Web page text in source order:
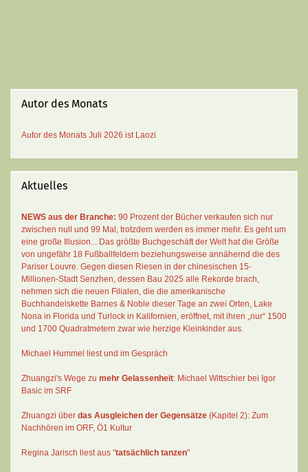
Autor des Monats
Autor des Monats Juli 2026 ist Laozi
Aktuelles
NEWS aus der Branche: 90 Prozent der Bücher verkaufen sich nur
zwischen null und 99 Mal , trotzdem werden es immer mehr. Es geht um
eine große Illusion... Das größte Buchgeschäft der Welt hat die Größe
von ungefähr 18 Fußballfeldern beziehungsweise annähernd die des
Pariser Louvre. Gegen diesen Riesen in der chinesischen 15-
Millionen-Stadt Senzhen, dessen Bau 2025 alle Rekorde brach,
nehmen sich die neuen Filialen, die die amerikanische
Buchhandelskette Barnes & Noble dieser Tage an zwei Orten, Lake
Nona in Florida und Turlock in Kalifornien, eröffnet, mit ihren „nur“ 1500
und 1700 Quadratmetern zwar wie herzige Kleinkinder aus.
Michael Hummel liest und im Gespräch
Zhuangzi's Wege zu mehr Gelassenheit: Michael Wittschier bei Igor
Basic im SRF
Zhuangzi über das Ausgleichen der Gegensätze (Kapitel 2): Zum
Nachhören im ORF, Ö1 Kultur
Regina Jarisch liest aus "tatsächlich tanzen"